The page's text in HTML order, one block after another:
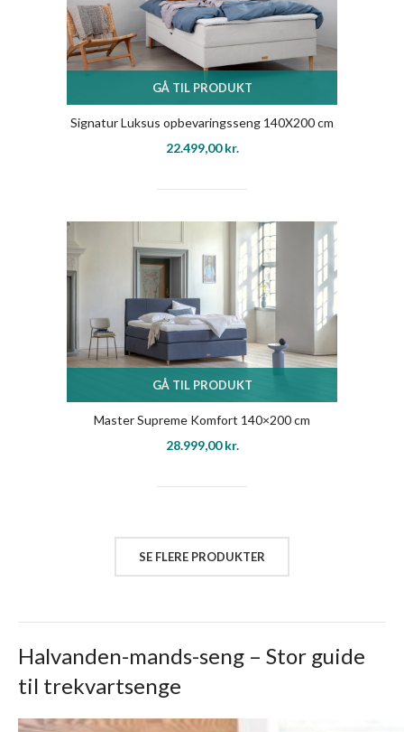
GÅ TIL PRODUKT
Signatur Luksus opbevaringsseng 140X200 cm
22.499,00kr.
GÅ TIL PRODUKT
Master Supreme Komfort 140×200 cm
28.999,00kr.
SE FLERE PRODUKTER
Halvanden-mands-seng – Stor guide
til trekvartsenge